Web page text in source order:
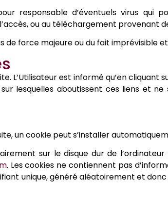
responsable d’éventuels virus qui
ou au téléchargement provenant
force majeure ou du fait imprévisible
L’Utilisateur est informé qu’en cliquant
lesquelles aboutissent ces liens et
un cookie peut s’installer
sur le disque dur de
. Les cookies ne contiennent pas
unique, généré aléatoirement et